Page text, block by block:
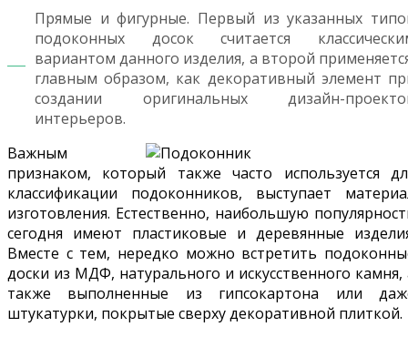
Прямые и фигурные. Первый из указанных
подоконных досок считается
вариантом данного изделия, а второй
главным образом, как декоративный элемент
создании оригинальных дизайн-
интерьеров.
Важным
признаком, который также часто используется
классификации подоконников, выступает
изготовления. Естественно, наибольшую
сегодня имеют пластиковые и деревянные
Вместе с тем, нередко можно встретить
доски из МДФ, натурального и искусственного камня,
также выполненные из гипсокартона или
штукатурки, покрытые сверху декоративной плиткой.